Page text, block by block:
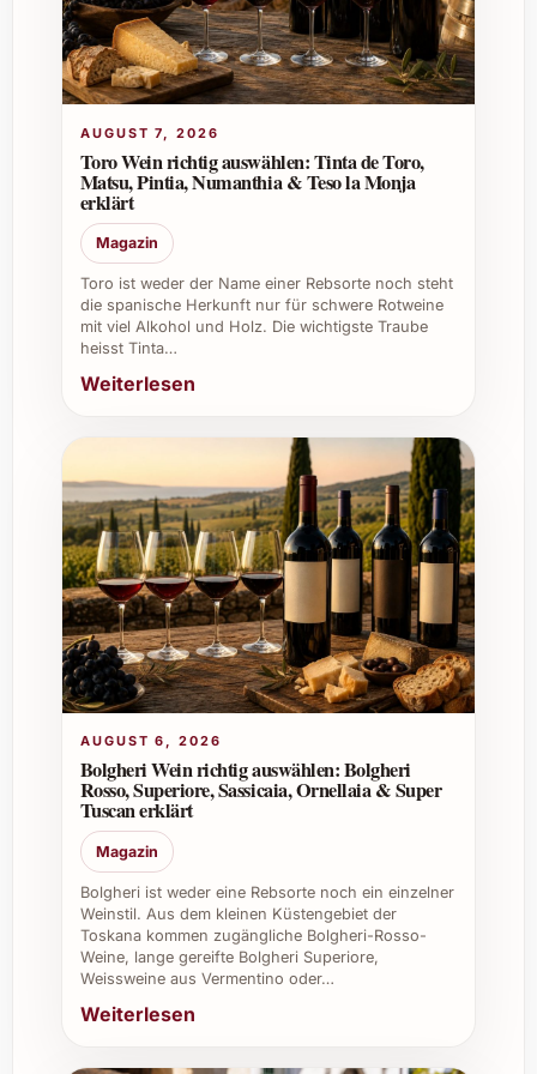
langfristig zu erhalten.
Wie unterscheidet sich dieser Calvados
von anderen Apfelbränden?
Durch die lange, mindestens achtjährige
Lagerung und die handwerkliche Produktion
im Haus Roger Groult erhält dieser Calvados
eine besonders ausgeprägte
Geschmacksvielfalt und eine ausgewogene
Balance zwischen Frucht und Holznoten.
Persönliche Tipps für den Einsatz von
Calvados Roger Groult 8 Jahre
Familienfeiern oder als edles Geschenk
im Freundeskreis
Im beruflichen Umfeld besonders
wirkungsvoll als Aufmerksamkeit für
Geschäftspartner oder bei Firmenevents
Perfekt für die Gastronomie, um Gästen
einen hochwertigen Apfelbrand
anzubieten
Ideal als Besonderheit in Weinkellern
und Spirituosensammlungen
Ausserdem großartig an Sommerfesten
und festlichen Anlässen wie
Weihnachten und Silvester
AUGUST 7, 2026
Toro Wein richtig auswählen: Tinta de Toro,
Matsu, Pintia, Numanthia & Teso la Monja
erklärt
Magazin
Toro ist weder der Name einer Rebsorte noch steht
die spanische Herkunft nur für schwere Rotweine
mit viel Alkohol und Holz. Die wichtigste Traube
heisst Tinta…
Weiterlesen
AUGUST 6, 2026
Bolgheri Wein richtig auswählen: Bolgheri
Rosso, Superiore, Sassicaia, Ornellaia & Super
Tuscan erklärt
Magazin
Bolgheri ist weder eine Rebsorte noch ein einzelner
Weinstil. Aus dem kleinen Küstengebiet der
Toskana kommen zugängliche Bolgheri-Rosso-
Weine, lange gereifte Bolgheri Superiore,
Weissweine aus Vermentino oder…
Weiterlesen